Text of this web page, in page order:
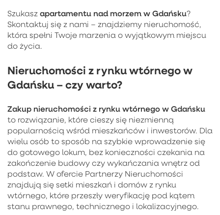
Szukasz apartamentu nad morzem w Gdańsku?
Skontaktuj się z nami – znajdziemy nieruchomość,
która spełni Twoje marzenia o wyjątkowym miejscu
do życia.
Nieruchomości z rynku wtórnego w
Gdańsku – czy warto?
Zakup nieruchomości z rynku wtórnego w Gdańsku
to rozwiązanie, które cieszy się niezmienną
popularnością wśród mieszkańców i inwestorów. Dla
wielu osób to sposób na szybkie wprowadzenie się
do gotowego lokum, bez konieczności czekania na
zakończenie budowy czy wykańczania wnętrz od
podstaw. W ofercie Partnerzy Nieruchomości
znajdują się setki mieszkań i domów z rynku
wtórnego, które przeszły weryfikację pod kątem
stanu prawnego, technicznego i lokalizacyjnego.